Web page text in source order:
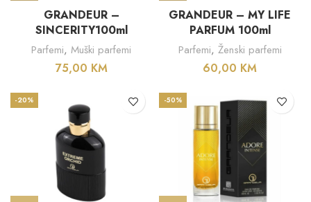
GRANDEUR –
SINCERITY100ml
Parfemi, Muški parfemi
75,00 KM
GRANDEUR – MY LIFE
PARFUM 100ml
Parfemi, Ženski parfemi
60,00 KM
-20% -50%